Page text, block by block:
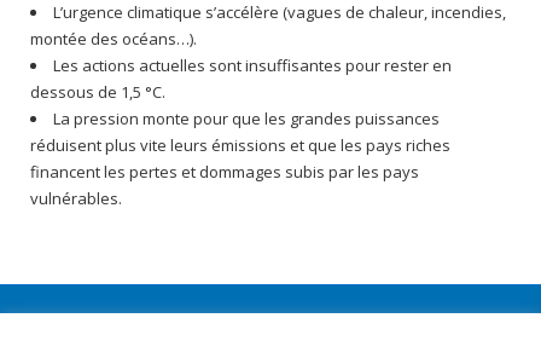
L’urgence climatique s’accélère (vagues de chaleur, incendies,
montée des océans…).
Les actions actuelles sont insuffisantes pour rester en
dessous de 1,5 °C.
La pression monte pour que les grandes puissances
réduisent plus vite leurs émissions et que les pays riches
financent les pertes et dommages subis par les pays
vulnérables.